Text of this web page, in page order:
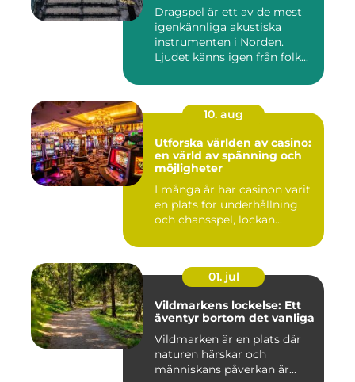
Dragspel är ett av de mest
igenkännliga akustiska
instrumenten i Norden.
Ljudet känns igen från folk...
10. aug
Utforska världen av casino:
en värld av spänning och
möjligheter
I många år har casinon varit
en plats för underhållning
och chansspel, lockan...
01. jul
Vildmarkens lockelse: Ett
äventyr bortom det vanliga
Vildmarken är en plats där
naturen härskar och
människans påverkan är...